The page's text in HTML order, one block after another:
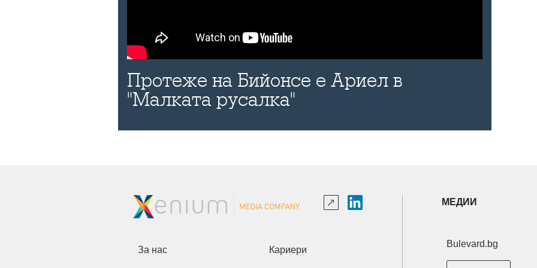
Протеже на Бийонсе е Ариел в
"Малката русалка"
За нас Кариери
МЕДИИ
Bulevard.bg